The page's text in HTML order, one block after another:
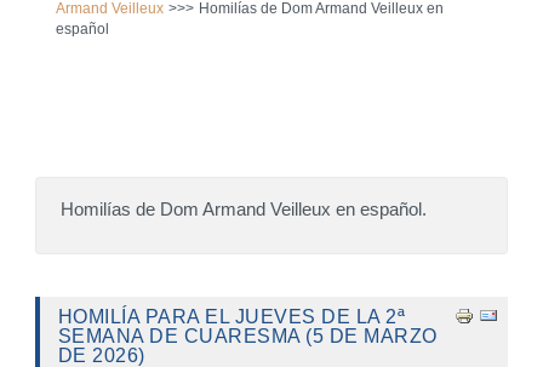
Armand Veilleux >>> Homilías de Dom Armand Veilleux en
español
Homilías de Dom Armand Veilleux en español.
HOMILÍA PARA EL JUEVES DE LA 2ª
SEMANA DE CUARESMA (5 DE MARZO
DE 2026)